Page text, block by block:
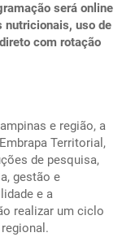
será online
nutricionais, uso de
com rotação
e região, a
Territorial,
de pesquisa,
gestão e
e a
realizar um ciclo